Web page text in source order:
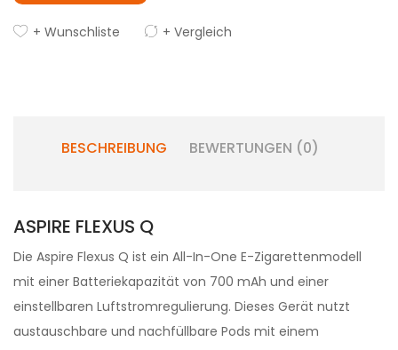
+ Wunschliste + Vergleich
BESCHREIBUNG BEWERTUNGEN (0)
ASPIRE FLEXUS Q
Die Aspire Flexus Q ist ein All-In-One E-Zigarettenmodell
mit einer Batteriekapazität von 700 mAh und einer
einstellbaren Luftstromregulierung. Dieses Gerät nutzt
austauschbare und nachfüllbare Pods mit einem